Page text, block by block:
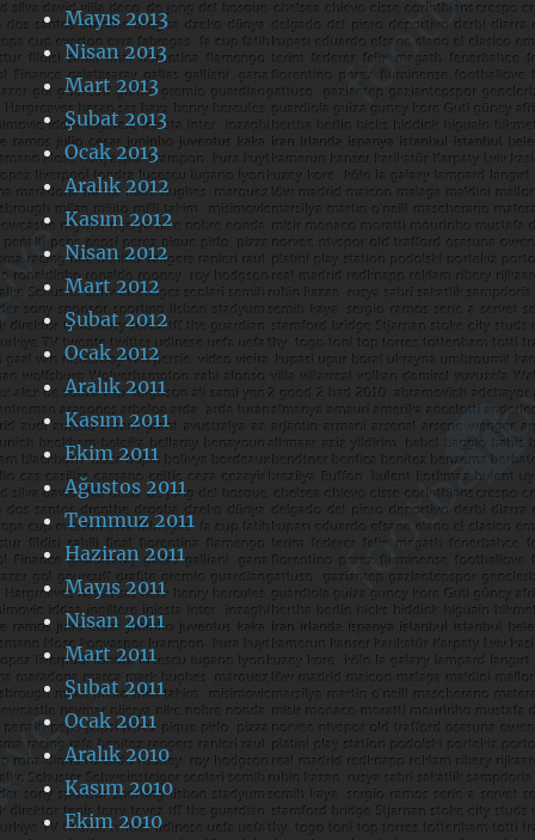
Mayıs 2013
Nisan 2013
Mart 2013
Şubat 2013
Ocak 2013
Aralık 2012
Kasım 2012
Nisan 2012
Mart 2012
Şubat 2012
Ocak 2012
Aralık 2011
Kasım 2011
Ekim 2011
Ağustos 2011
Temmuz 2011
Haziran 2011
Mayıs 2011
Nisan 2011
Mart 2011
Şubat 2011
Ocak 2011
Aralık 2010
Kasım 2010
Ekim 2010